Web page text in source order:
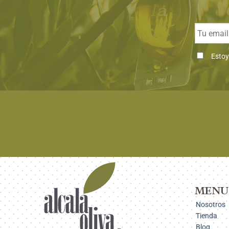
Email
MENU
Nosotros
Tienda
Blog